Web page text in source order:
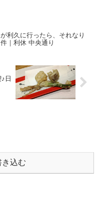
利久に行ったら、それなり
｜利休 中央通り
日
き込む